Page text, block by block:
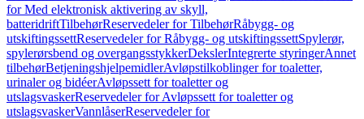
for Med elektronisk aktivering av skyll,
batteridriftTilbehørReservedeler for TilbehørRåbygg- og
utskiftingssettReservedeler for Råbygg- og utskiftingssettSpylerør,
spylerørsbend og overgangsstykkerDekslerIntegrerte styringerAnnet
tilbehørBetjeningshjelpemidlerAvløpstilkoblinger for toaletter,
urinaler og bidéerAvløpssett for toaletter og
utslagsvaskerReservedeler for Avløpssett for toaletter og
utslagsvaskerVannlåserReservedeler for